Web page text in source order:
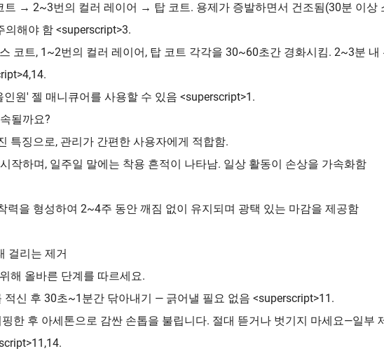
트 → 2~3번의 컬러 레이어 → 탑 코트. 용제가 증발하면서 건조됨(30분 이상
해야 함 <superscript>3.
코트, 1~2번의 컬러 레이어, 탑 코트 각각을 30~60초간 경화시킴. 2~3분 내
원' 젤 매니큐어를 사용할 수 있음 <superscript>1.
될까요?
특징으로, 관리가 간편한 사용자에게 적합함.
작하며, 일주일 말에는 착용 흔적이 나타남. 일상 활동이 손상을 가속화함
력을 형성하여 2~4주 동안 깨짐 없이 유지되며 광택 있는 마감을 제공함
걸리는 제거
해 올바른 단계를 따르세요.
신 후 30초~1분간 닦아내기 — 긁어낼 필요 없음 <superscript>11.
한 후 아세톤으로 감싼 손톱을 불립니다. 절대 뜯거나 벗기지 마세요—일부